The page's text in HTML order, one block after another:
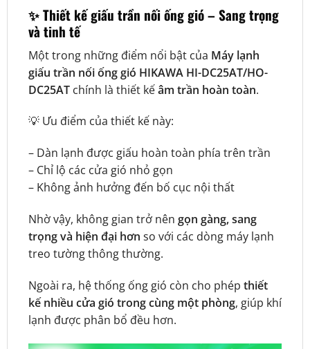
✨ Thiết kế giấu trần nối ống gió – Sang trọng
và tinh tế
Một trong những điểm nổi bật của Máy lạnh
giấu trần nối ống gió HIKAWA HI-DC25AT/HO-
DC25ATchính là thiết kếâm trần hoàn toàn.
💡 Ưu điểm của thiết kế này:
– Dàn lạnh được giấu hoàn toàn phía trên trần
– Chỉ lộ các cửa gió nhỏ gọn
– Không ảnh hưởng đến bố cục nội thất
Nhờ vậy, không gian trở nên gọn gàng, sang
trọng và hiện đại hơn so với các dòng máy lạnh
treo tường thông thường.
Ngoài ra, hệ thống ống gió còn cho phép thiết
kế nhiều cửa gió trong cùng một phòng, giúp khí
lạnh được phân bổ đều hơn.